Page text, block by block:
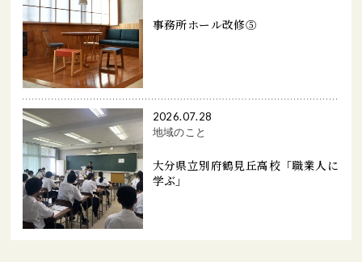
事務所ホール改修⑤
2026.07.28
地域のこと
大分県立別府鶴見丘高校「職業人に
学ぶ」